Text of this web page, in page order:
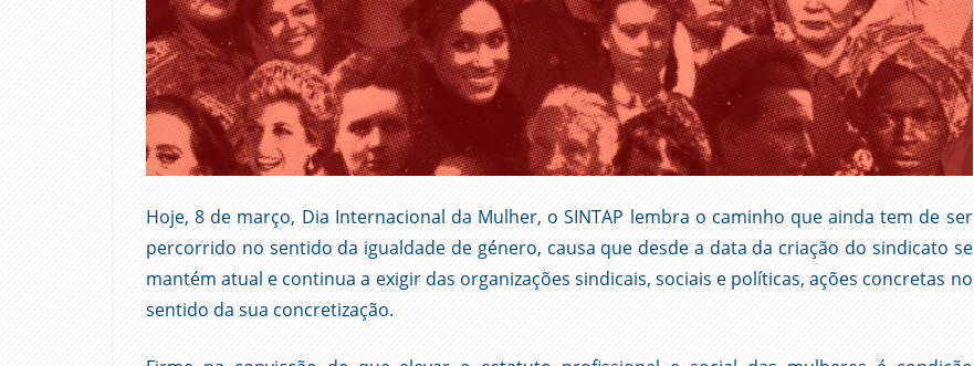
Hoje, 8 de março, Dia Internacional da Mulher, o SINTAP lembra o caminho que ainda tem de ser
percorrido no sentido da igualdade de género, causa que desde a data da criação do sindicato se
mantém atual e continua a exigir das organizações sindicais, sociais e políticas, ações concretas no
sentido da sua concretização.